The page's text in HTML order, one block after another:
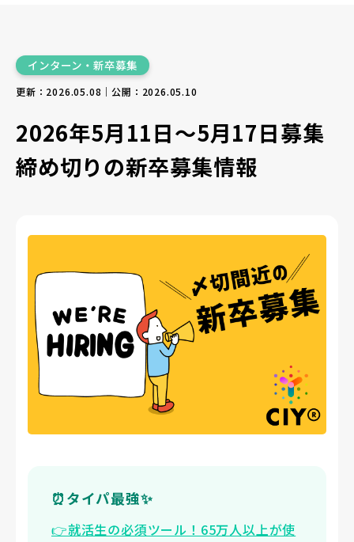
インターン・新卒募集
更新：2026.05.08｜公開：2026.05.10
2026年5月11日〜5月17日募集
締め切りの新卒募集情報
⏰タイパ最強✨
👉️就活生の必須ツール！65万人以上が使